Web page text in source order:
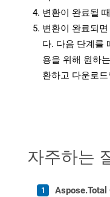
변환이 완료될
변환이 완료되
다. 다음 단계를
용을 위해 원하
환하고 다운로
자주하는
Aspose.Total